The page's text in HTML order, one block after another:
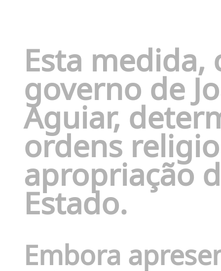
Esta
governo de
Aguiar,
ordens
apropriação
Estado.
Embora